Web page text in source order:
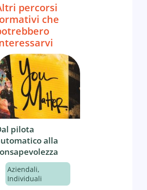
percorsi
che
pilota
alla
Aziendali,
Individuali